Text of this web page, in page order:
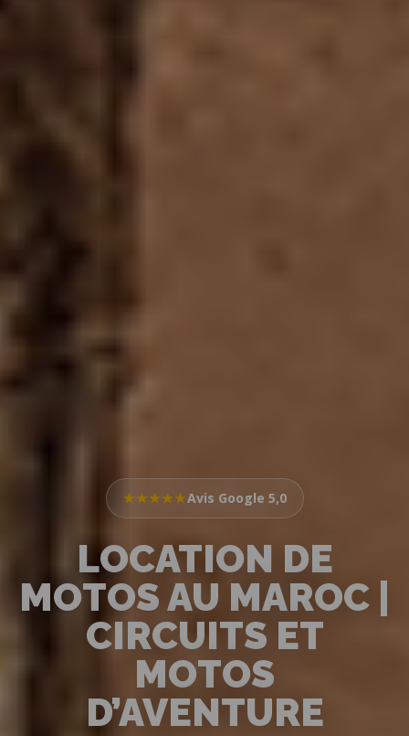
★★★★★Avis Google 5,0
LOCATION DE
MOTOS AU MAROC |
CIRCUITS ET
MOTOS
D’AVENTURE